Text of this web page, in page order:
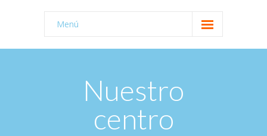
Menú
Home
Nuestro centro
Nuestro
centro